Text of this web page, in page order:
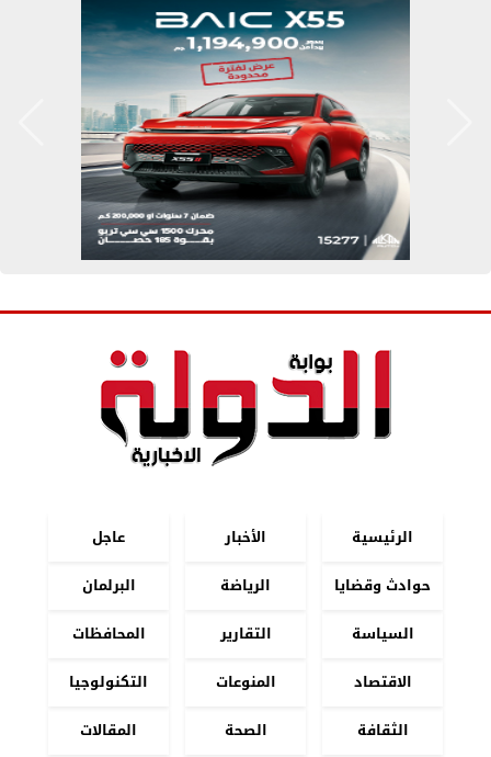
الرئيسية الأخبار
عاجل
حوادث وقضايا
الرياضة
البرلمان
السياسة
التقارير
المحافظات
الاقتصاد
المنوعات
التكنولوجيا
الثقافة
الصحة المقالات